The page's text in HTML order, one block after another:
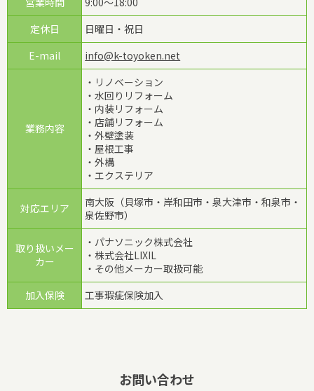
定休日
日曜日・祝日
E-mail
info@k-toyoken.net
業務内容
・リノベーション
・水回りリフォーム
・内装リフォーム
・店舗リフォーム
・外壁塗装
・屋根工事
・外構
・エクステリア
対応エリア
南大阪（貝塚市・岸和田市・泉大津市・和泉市・
泉佐野市）
取り扱いメー
カー
・パナソニック株式会社
・株式会社LIXIL
・その他メーカー取扱可能
加入保険
工事瑕疵保険加入
お問い合わせ